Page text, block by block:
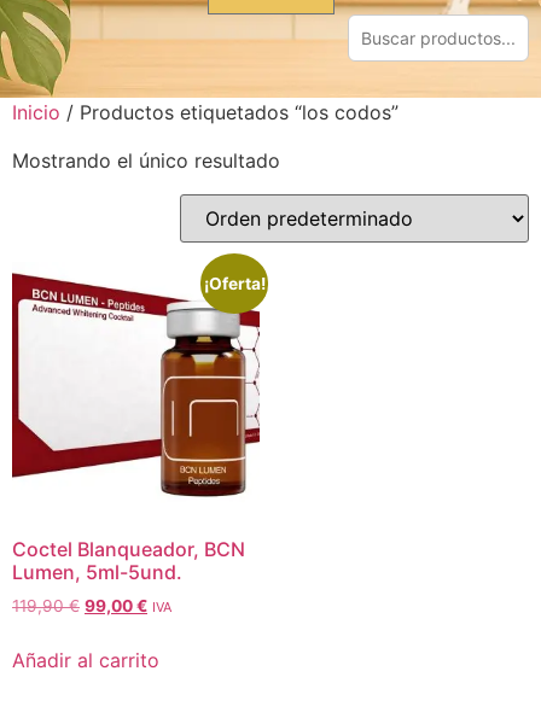
Inicio / Productos etiquetados “los codos”
Mostrando el único resultado
¡Oferta!
Coctel Blanqueador, BCN
Lumen, 5ml-5und.
119,90€ 99,00€ IVA
Añadir al carrito